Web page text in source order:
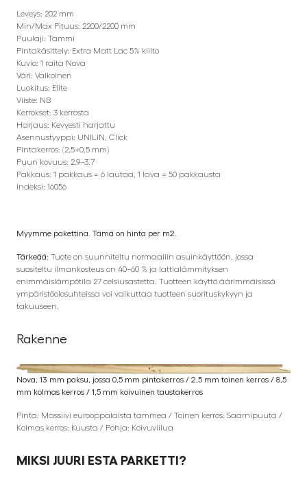
Leveys: 202 mm
Min/Max Pituus: 2200/2200 mm
Puulaji: Tammi
Pintakäsittely: Extra Matt Lac 5% kiilto
Kuvio: 1 raita Nova
Väri: Valkoinen
Luokitus: Elite
Viiste: NB
Kerrokset: 3 kerrosta
Harjaus: Kevyesti harjattu
Asennustyyppi: UNILIN, Click
Pintakerros: (2,5+0,5 mm)
Puun kovuus: 2.9–3.7
Pakkaus: 1 pakkaus = 6 lautaa, 1 lava = 50 pakkausta
Indeksi: 16056
Myymme pakettina. Tämä on hinta per m2.
Tärkeää: Tuote on suunniteltu normaaliin asuinkäyttöön, jossa
suositeltu ilmankosteus on 40–60 % ja lattialämmityksen
enimmäislämpötila 27 celsiusastetta. Tuotteen käyttö äärimmäisissä
ympäristöolosuhteissa voi vaikuttaa tuotteen suorituskykyyn ja
takuuseen.
Rakenne
Nova, 13 mm paksu, jossa 0,5 mm pintakerros / 2,5 mm toinen kerros / 8,5
mm kolmas kerros / 1,5 mm koivuinen taustakerros
Pinta: Massiivi eurooppalaista tammea / Toinen kerros: Saarnipuuta /
Kolmas kerros: Kuusta / Pohja: Koivuviilua
MIKSI JUURI ESTA PARKETTI?